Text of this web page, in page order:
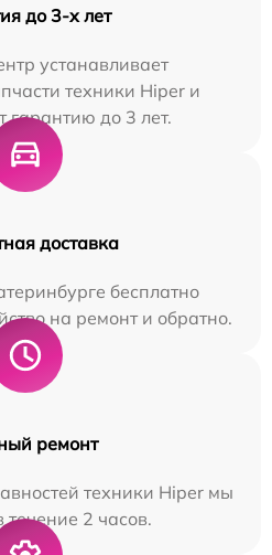
до 3-х лет
устанавливает
техники Hiper и
гарантию до 3 лет.
доставка
бесплатно
на ремонт и обратно.
ремонт
техники Hiper мы
течение 2 часов.